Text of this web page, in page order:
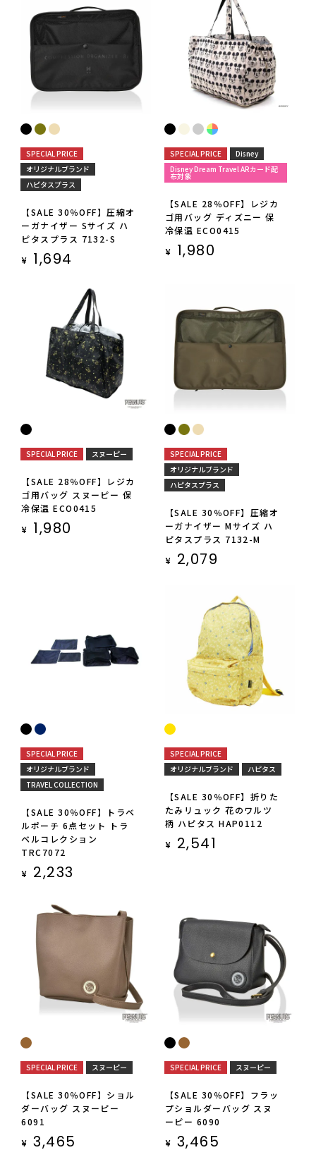
SPECIAL PRICE
オリジナルブランド
ハピタスプラス
【SALE 30％OFF】圧縮オ
ーガナイザー Sサイズ ハ
ピタスプラス 7132-S
¥ 1,694
SPECIAL PRICE
Disney
Disney Dream Travel ARカード配
布対象
【SALE 28％OFF】レジカ
ゴ用バッグ ディズニー 保
冷保温 ECO0415
¥ 1,980
SPECIAL PRICE スヌーピー
【SALE 28％OFF】レジカ
ゴ用バッグ スヌーピー 保
冷保温 ECO0415
¥ 1,980
SPECIAL PRICE
オリジナルブランド
ハピタスプラス
【SALE 30％OFF】圧縮オ
ーガナイザー Mサイズ ハ
ピタスプラス 7132-M
¥ 2,079
SPECIAL PRICE
オリジナルブランド
TRAVEL COLLECTION
【SALE 30％OFF】トラベ
ルポーチ 6点セット トラ
ベルコレクション
TRC7072
¥ 2,233
SPECIAL PRICE
オリジナルブランド
ハピタス
【SALE 30％OFF】折りた
たみリュック 花のワルツ
柄 ハピタス HAP0112
¥ 2,541
SPECIAL PRICE スヌーピー
【SALE 30％OFF】ショル
ダーバッグ スヌーピー
6091
¥ 3,465
SPECIAL PRICE スヌーピー
【SALE 30％OFF】フラッ
プショルダーバッグ スヌ
ーピー 6090
¥ 3,465